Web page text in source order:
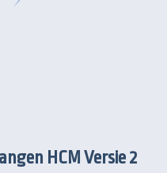
HCM Versie 2